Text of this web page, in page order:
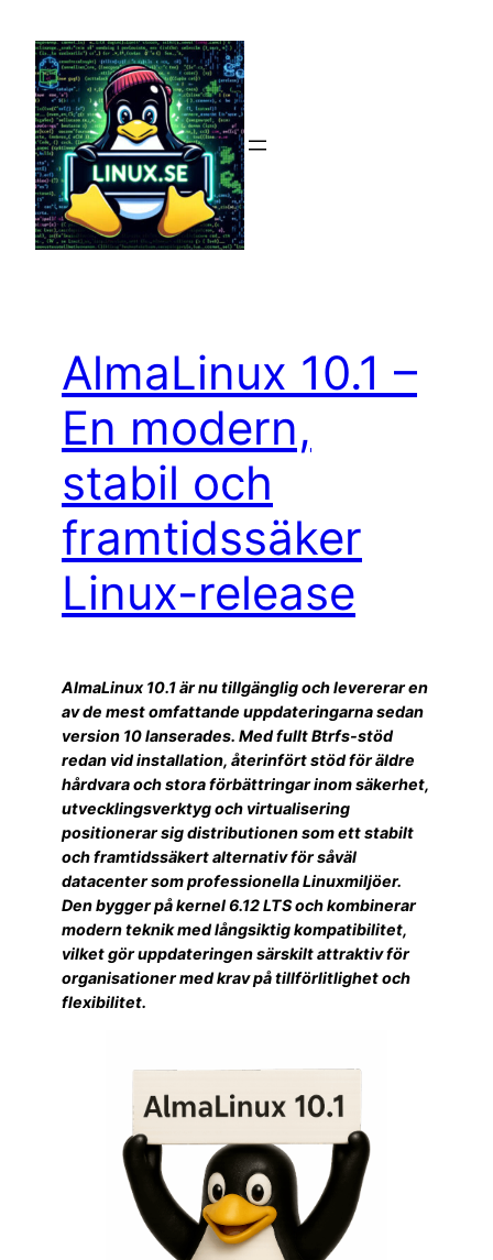
innehåll
AlmaLinux 10.1 –
En modern,
stabil och
framtidssäker
Linux-release
AlmaLinux 10.1 är nu tillgänglig och levererar en
av de mest omfattande uppdateringarna sedan
version 10 lanserades. Med fullt Btrfs-stöd
redan vid installation, återinfört stöd för äldre
hårdvara och stora förbättringar inom säkerhet,
utvecklingsverktyg och virtualisering
positionerar sig distributionen som ett stabilt
och framtidssäkert alternativ för såväl
datacenter som professionella Linuxmiljöer.
Den bygger på kernel 6.12 LTS och kombinerar
modern teknik med långsiktig kompatibilitet,
vilket gör uppdateringen särskilt attraktiv för
organisationer med krav på tillförlitlighet och
flexibilitet.